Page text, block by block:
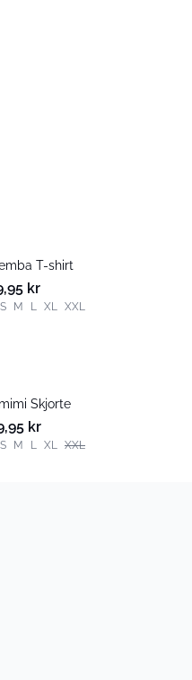
T-shirt
kr
S M L XL XXL
Skjorte
kr
S M L XL XXL